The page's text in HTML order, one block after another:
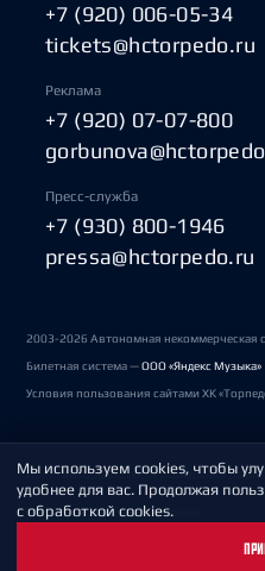
+7 (920) 006-05-34
tickets@hctorpedo.ru
Реклама
+7 (920) 07-07-800
Пресс-служба
+7 (930) 800-1946
pressa@hctorpedo.ru
2003-2026 Автономная некоммерческая
Билетная система —ООО «Яндекс Музыка»
Условия пользования сайтами ХК
Политика обработки персональных
Пользовательское соглашение
Мы используем cookies, чтобы
удобнее для вас. Продолжая
с обработкой cookies.